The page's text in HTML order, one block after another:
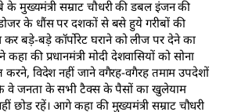
के मुख्यमंत्री सम्राट चौधरी की डबल इंजन की
के धौंस पर दशकों से बसे हुये गरीबों की
कर बड़े-बड़े कॉर्पोरेट घराने को लीज पर देने का
की प्रधानमंत्री मोदी देशवासियों को सोना
विदेश नहीं जाने वगैरह-वगैरह तमाम उपदेशों
वे जनता के सभी टैक्स के पैसों का खुलेयाम
छोड रहें। आगे कहा की मुख्यमंत्री सम्राट चौधरी